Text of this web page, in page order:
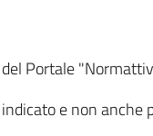
Portale
e non